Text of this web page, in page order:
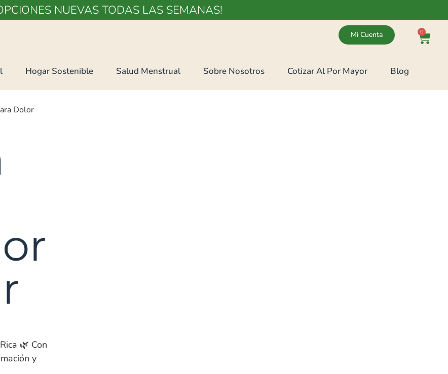
NUEVAS TODAS LAS SEMANAS!
Mi Cuenta 0
Hogar Sostenible Salud Menstrual Sobre Nosotros Cotizar Al Por Mayor Blog
Dolor
🌿 Con
y